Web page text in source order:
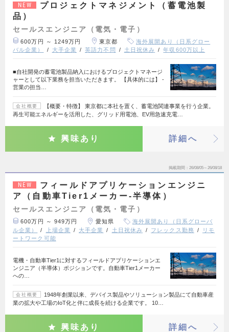
NEW
プロジェクトマネジメント（蓄電池製
品）
セールスエンジニア（電気・電子）
600万円 ～ 1249万円 東京都
海外展開あり（日系グロー
バル企業）
大手企業 英語力不問 土日祝休み 年収600万以上
■自社開発の蓄電池製品納入におけるプロジェクトマネージ
ャーとして以下業務を担当いただきます。 【具体的には】 -
営業の担当…
会社概要
【概要・特徴】 東京都に本社を置く、蓄電池関連事業を行う企業。
再生可能エネルギーを活用した、グリッド用電池、EV用急速充電…
興味あり 詳細へ
掲載期間 26/08/05～26/08/18
NEW
フィールドアプリケーションエンジニ
ア（自動車Tier1メーカー-半導体）
セールスエンジニア（電気・電子）
600万円 ～ 949万円 愛知県
海外展開あり（日系グローバ
ル企業）
上場企業 大手企業 土日祝休み フレックス勤務
リモ
ートワーク可能
電機・自動車Tier1に対するフィールドアプリケーションエ
ンジニア（半導体）ポジションです。自動車Tier1メーカー
への…
会社概要
1948年創業以来、デバイス製品やソリューション製品にて自動車産
業の拡大や工場のIoT化と伴に成長を続ける企業です。 10…
興味あり 詳細へ